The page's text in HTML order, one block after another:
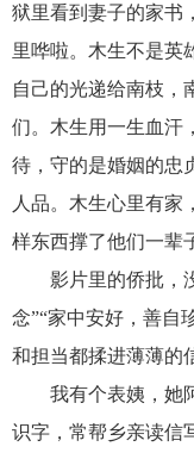
狱里看到妻子的家书
里哗啦。木生不是英
自己的光递给南枝，
们。木生用一生血汗
待，守的是婚姻的忠
人品。木生心里有家
样东西撑了他们一辈
影片里的侨批，
念”“家中安好，善自
和担当都揉进薄薄的
我有个表姨，她
识字，常帮乡亲读信